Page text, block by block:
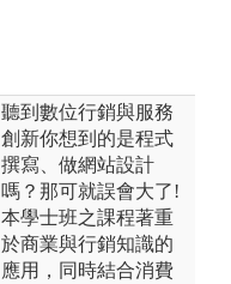
聽到數位行銷與服務
創新你想到的是程式
撰寫、做網站設計
嗎？那可就誤會大了!
本學士班之課程著重
於商業與行銷知識的
應用，同時結合消費